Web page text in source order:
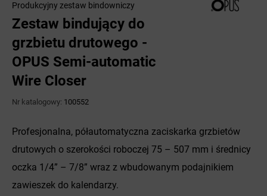
Produkcyjny zestaw bindowniczy
Zestaw bindujący do
grzbietu drutowego -
OPUS Semi-automatic
Wire Closer
Nr katalogowy: 100552
Profesjonalna, półautomatyczna zaciskarka grzbietów
drutowych o szerokości roboczej 75 – 507 mm i średnicy
oczka 1/4” – 7/8” wraz z wbudowanym podajnikiem
zawieszek do kalendarzy.